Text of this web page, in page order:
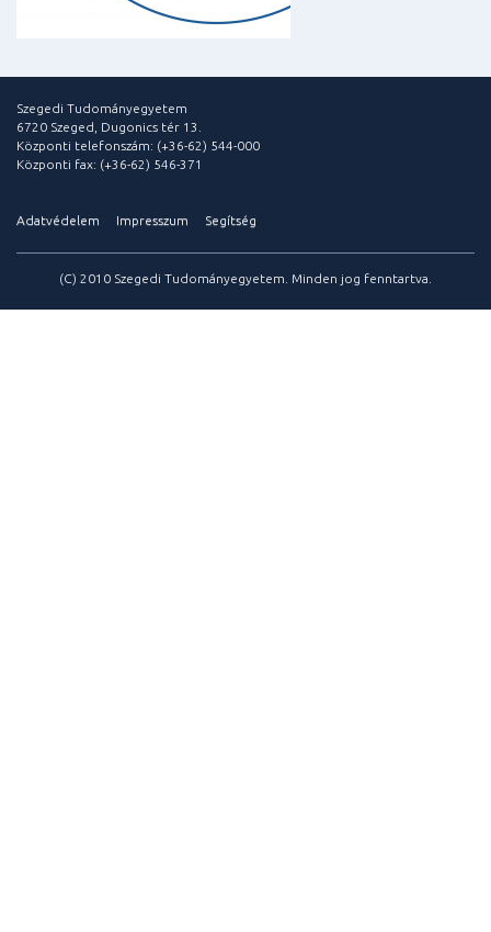
Szegedi Tudományegyetem
6720 Szeged, Dugonics tér 13.
Központi telefonszám: (+36-62) 544-000
Központi fax: (+36-62) 546-371
Adatvédelem Impresszum Segítség
(C) 2010 Szegedi Tudományegyetem. Minden jog fenntartva.